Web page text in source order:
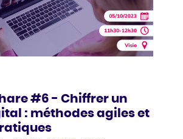
#6 - Chiffrer un
: méthodes agiles et